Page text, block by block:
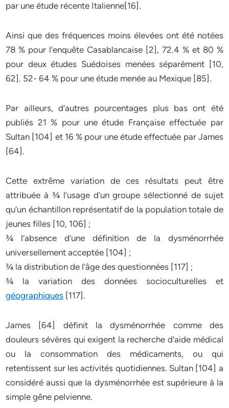
par une étude récente Italienne[16].
Ainsi que des fréquences moins élevées ont été notées
78 % pour l’enquête Casablancaise [2], 72.4 % et 80 %
pour deux études Suédoises menées séparément [10,
62]. 52- 64 % pour une étude menée au Mexique [85].
Par ailleurs, d’autres pourcentages plus bas ont été
publiés 21 % pour une étude Française effectuée par
Sultan [104] et 16 % pour une étude effectuée par James
[64].
Cette extrême variation de ces résultats peut être
attribuée à ¾ l’usage d’un groupe sélectionné de sujet
qu’un échantillon représentatif de la population totale de
jeunes filles [10, 106] ;
¾ l’absence d’une définition de la dysménorrhée
universellement acceptée [104] ;
¾ la distribution de l’âge des questionnées [117] ;
¾ la variation des données socioculturelles et
géographiques [117].
James [64] définit la dysménorrhée comme des
douleurs sévères qui exigent la recherche d’aide médical
ou la consommation des médicaments, ou qui
retentissent sur les activités quotidiennes. Sultan [104] a
considéré aussi que la dysménorrhée est supérieure à la
simple gêne pelvienne.